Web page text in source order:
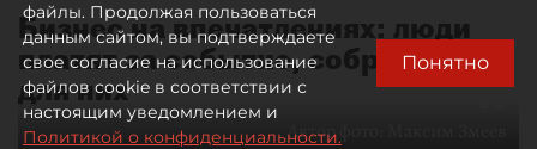
Бизнес на впечатлениях: люди
платят за событие, собранное
для них
Автор фото:
файлы. Продолжая пользоваться
данным сайтом, вы подтверждаете
свое согласие на использование
файлов cookie в соответствии с
настоящим уведомлением и
Политикой о конфиденциальности.
Понятно